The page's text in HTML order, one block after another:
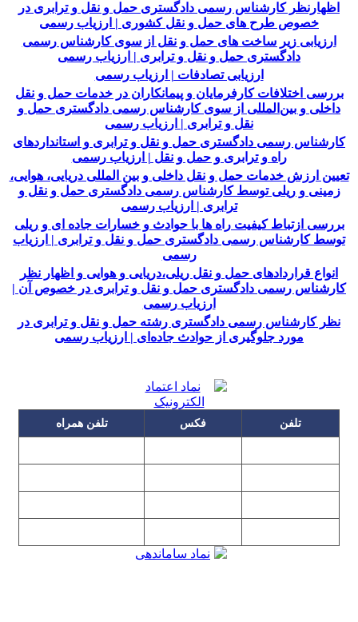
اظهارنظر کارشناس رسمی دادگستری حمل و نقل و ترابری در
خصوص طرح های حمل و نقل کشوری | ارزیاب رسمی
ارزیابی زیر ساخت های حمل و نقل از سوی کارشناس رسمی
دادگستری حمل و نقل و ترابری | ارزیاب رسمی
ارزیابی تصادفات | ارزیاب رسمی
بررسی اختلافات کارفرمایان و پیمانکاران در خدمات حمل و نقل
داخلی و بین‌المللی از سوی کارشناس رسمی دادگستری حمل و
نقل و ترابری | ارزیاب رسمی
کارشناس رسمی دادگستری حمل و نقل و ترابری و استاندارد‌های
راه و ترابری و حمل و نقل | ارزیاب رسمی
تعیین ارزش خدمات حمل و نقل داخلی و بین المللی دریایی، هوایی،
زمینی و ریلی توسط کارشناس رسمی دادگستری حمل و نقل و
ترابری | ارزیاب رسمی
بررسی ازتباط کیفیت راه ها با حوادث و خسارات جاده ای و ریلی
توسط کارشناس رسمی دادگستری حمل و نقل و ترابری | ارزیاب
رسمی
انواع قراردادهای حمل و نقل ریلی،دریایی و هوایی و اظهار نظر
کارشناس رسمی دادگستری حمل و نقل و ترابری در خصوص آن |
ارزیاب رسمی
نظر کارشناس رسمی دادگستری رشته حمل و نقل و ترابری در
مورد جلوگیری از حوادث جاده‌ای | ارزیاب رسمی
تلفن فکس تلفن همراه